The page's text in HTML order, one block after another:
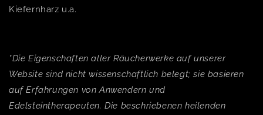
Kiefernharz u.a.
*Die Eigenschaften aller Räucherwerke auf unserer
Website sind nicht wissenschaftlich belegt; sie basieren
auf Erfahrungen von Anwendern und
Edelsteintherapeuten. Die beschriebenen heilenden